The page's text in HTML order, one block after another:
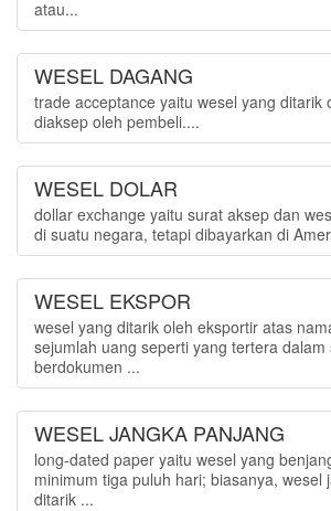
atau...
WESEL DAGANG
trade acceptance yaitu wesel yang ditarik
diaksep oleh pembeli....
WESEL DOLAR
dollar exchange yaitu surat aksep dan
di suatu negara, tetapi dibayarkan di
WESEL EKSPOR
wesel yang ditarik oleh eksportir atas
sejumlah uang seperti yang tertera dalam
berdokumen ...
WESEL JANGKA PANJANG
long-dated paper yaitu wesel yang
minimum tiga puluh hari; biasanya, wesel
ditarik ...